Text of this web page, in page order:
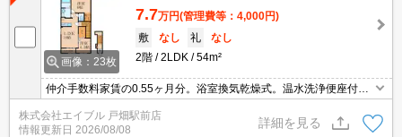
画像：23枚
7.7万円(管理費等：4,000円)
敷
なし 礼
なし
2階
2LDK 54m²
仲介手数料家賃の0.55ヶ月分。浴室換気乾燥式。温水洗浄便座付
株式会社エイブル 戸畑駅前店
情報更新日 2026/08/08
詳細を見る